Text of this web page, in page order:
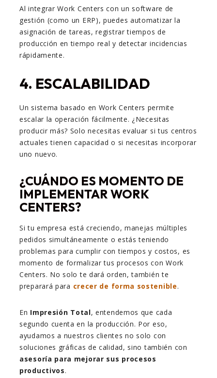
Al integrar Work Centers con un software de
gestión (como un ERP), puedes automatizar la
asignación de tareas, registrar tiempos de
producción en tiempo real y detectar incidencias
rápidamente.
4. ESCALABILIDAD
Un sistema basado en Work Centers permite
escalar la operación fácilmente. ¿Necesitas
producir más? Solo necesitas evaluar si tus centros
actuales tienen capacidad o si necesitas incorporar
uno nuevo.
¿CUÁNDO ES MOMENTO DE
IMPLEMENTAR WORK
CENTERS?
Si tu empresa está creciendo, manejas múltiples
pedidos simultáneamente o estás teniendo
problemas para cumplir con tiempos y costos, es
momento de formalizar tus procesos con Work
Centers. No solo te dará orden, también te
preparará para crecer de forma sostenible.
En Impresión Total, entendemos que cada
segundo cuenta en la producción. Por eso,
ayudamos a nuestros clientes no solo con
soluciones gráficas de calidad, sino también con
asesoría para mejorar sus procesos
productivos.